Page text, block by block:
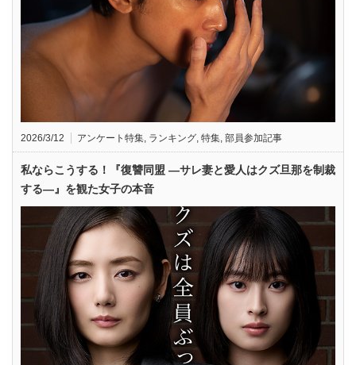
2026/3/12 アンケート特集 ランキング 特集 部員参加記事
私ならこうする！『復讐同盟 —サレ妻と愛人はクズ旦那を制裁
する—』を観た女子の本音